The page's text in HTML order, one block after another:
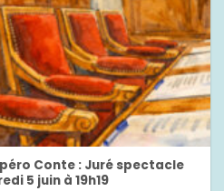
Conte : Juré spectacle
5 juin à 19h19